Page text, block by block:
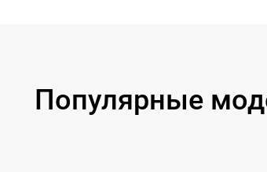
Популярные